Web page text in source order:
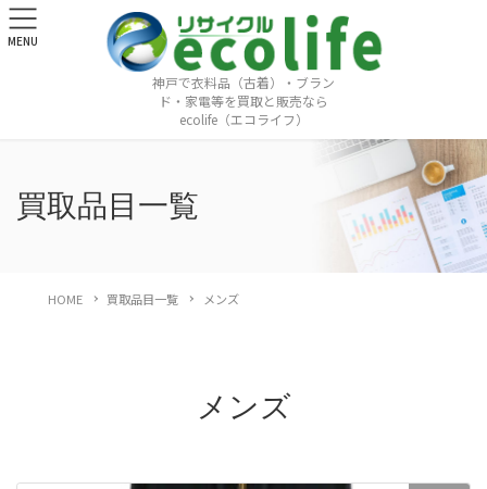
神戸で衣料品（古着）・ブラン
ド・家電等を買取と販売なら
ecolife（エコライフ）
買取品目一覧
HOME 買取品目一覧 メンズ
メンズ
MENU